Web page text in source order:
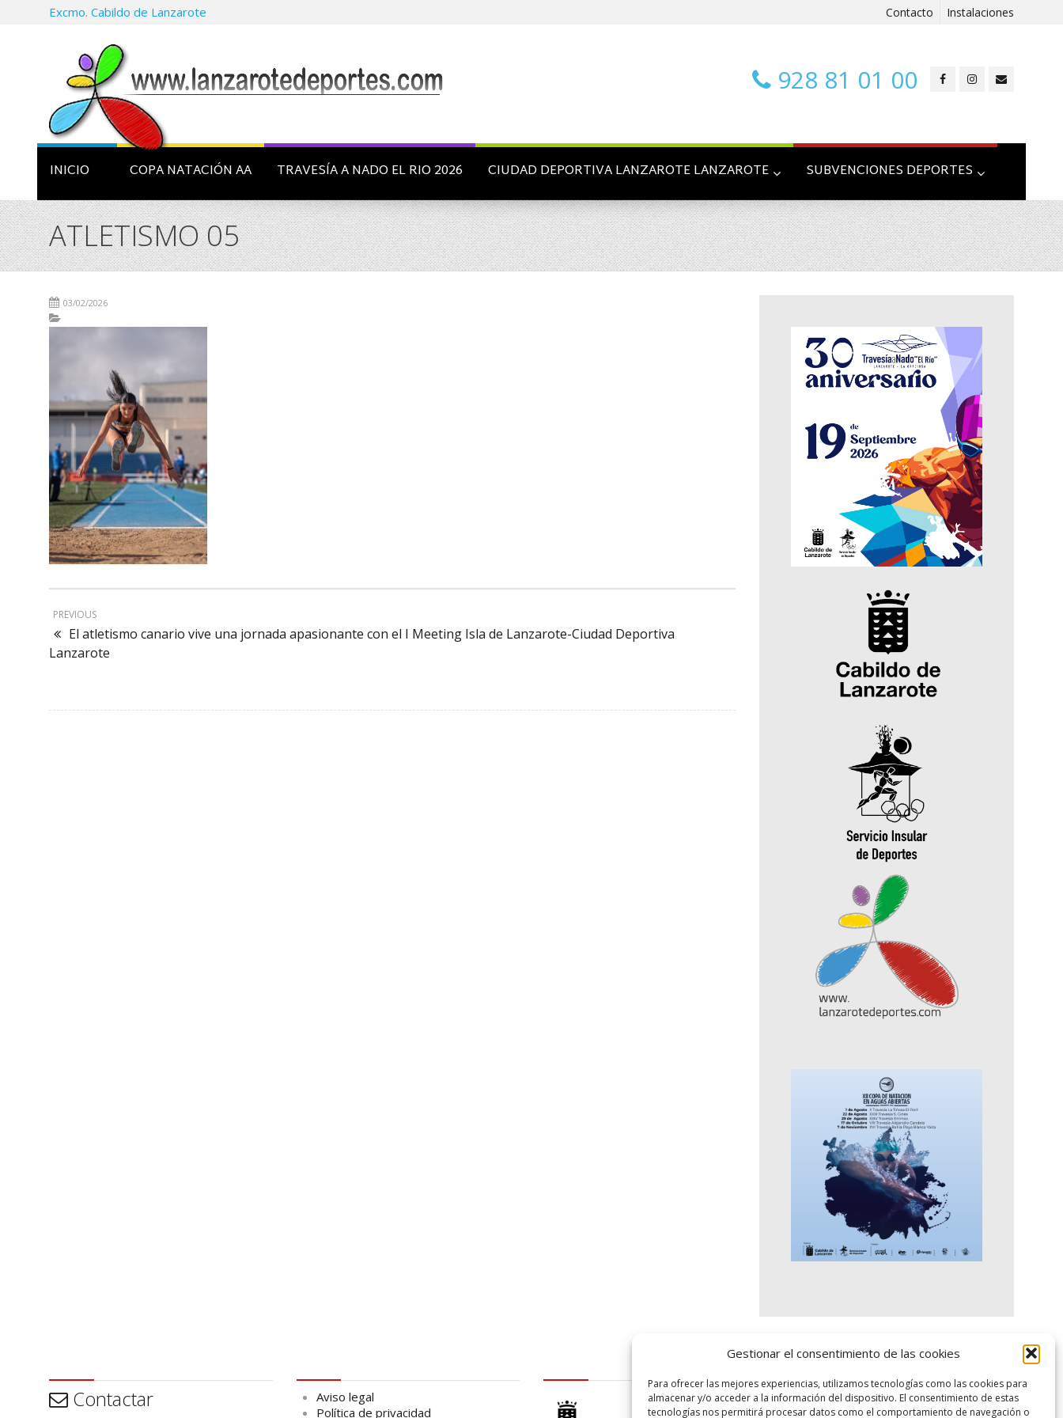
Gestionar el consentimiento de las cookies
Para ofrecer las mejores experiencias, utilizamos tecnologías como las cookies para
almacenar y/o acceder a la información del dispositivo. El consentimiento de estas
tecnologías nos permitirá procesar datos como el comportamiento de navegación o
Excmo. Cabildo de Lanzarote Contacto Instalaciones
928 81 01 00
INICIO COPA NATACIÓN AA TRAVESÍA A NADO EL RIO 2026 CIUDAD DEPORTIVA LANZAROTE LANZAROTE SUBVENCIONES DEPORTES
ATLETISMO 05
03/02/2026
PREVIOUS
El atletismo canario vive una jornada apasionante con el I Meeting Isla de Lanzarote-Ciudad Deportiva
Lanzarote
Contactar
Aviso legal
Política de privacidad
logo SID